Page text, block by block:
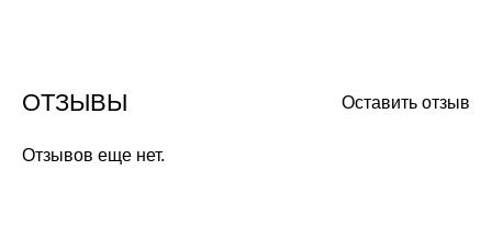
Оставить отзыв
ОТЗЫВЫ
Отзывов еще нет.